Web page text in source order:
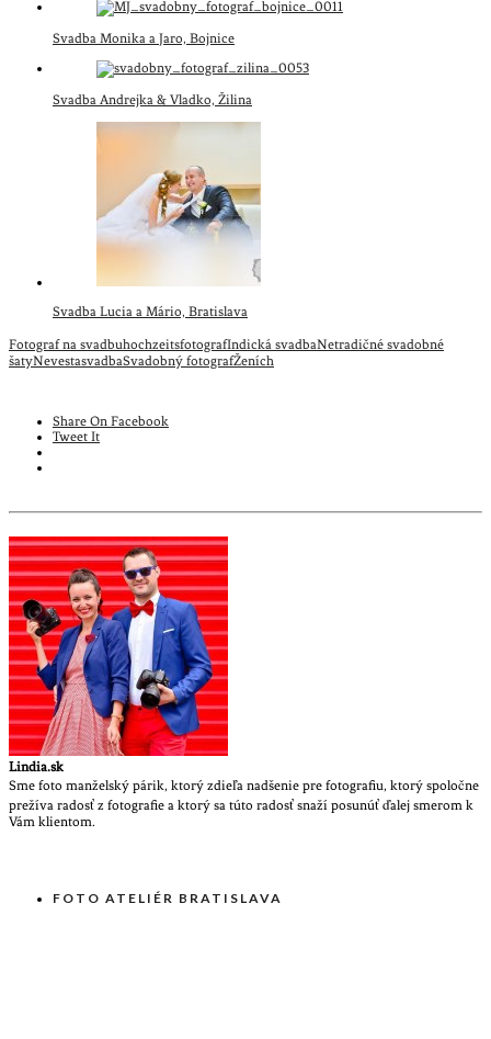
Svadba Monika a Jaro, Bojnice
Svadba Andrejka & Vladko, Žilina
Svadba Lucia a Mário, Bratislava
Fotograf na svadbuhochzeitsfotografIndická svadbaNetradičné svadobné
šatyNevestasvadbaSvadobný fotografŽeních
Share On Facebook
Tweet It
Lindia.sk
Sme foto manželský párik, ktorý zdieľa nadšenie pre fotografiu, ktorý spoločne
prežíva radosť z fotografie a ktorý sa túto radosť snaží posunúť ďalej smerom k
Vám klientom.
FOTO ATELIÉR BRATISLAVA